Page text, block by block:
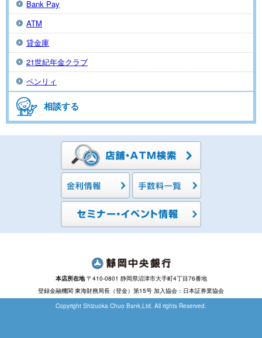
Bank Pay
ATM
貸金庫
21世紀年金クラブ
ペンリィ
相談する
本店所在地 〒410-0801 静岡県沼津市大手町4丁目76番地
登録金融機関 東海財務局長（登金）第15号 加入協会：日本証券業協会
Copyright Shizuoka Chuo Bank,Ltd. All rights Reserved.